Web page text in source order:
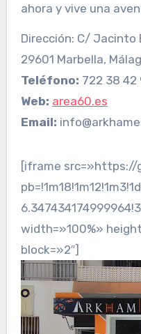
ahora y vive una
Dirección: C/ Jacinto
29601 Marbella,
Teléfono: 722 38 42
Web: area60.es
Email:
[iframe src=»https://
width=»100%»
block=»2″]